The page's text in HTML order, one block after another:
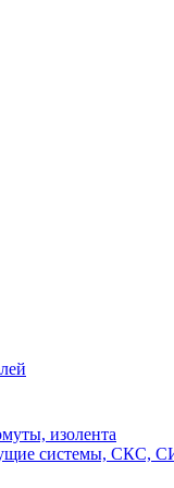
изолента
системы, СКС,